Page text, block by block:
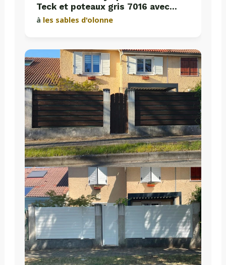
Teck et poteaux gris 7016 avec
plaques de soubassement béton
à les sables d'olonne